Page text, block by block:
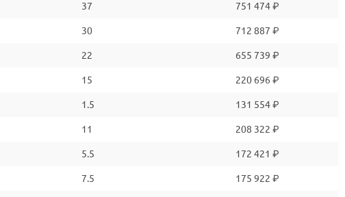
37 751 474 ₽
30 712 887 ₽
22 655 739 ₽
15 220 696 ₽
1.5 131 554 ₽
11 208 322 ₽
5.5 172 421 ₽
7.5 175 922 ₽